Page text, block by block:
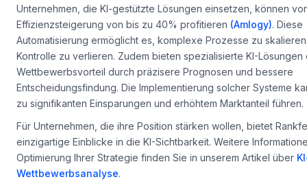
Unternehmen, die KI-gestützte Lösungen einsetzen, können
Effizienzsteigerung von bis zu 40% profitieren (Amlogy). Diese
Automatisierung ermöglicht es, komplexe Prozesse zu
Kontrolle zu verlieren. Zudem bieten spezialisierte KI-Lösungen
Wettbewerbsvorteil durch präzisere Prognosen und bessere
Entscheidungsfindung. Die Implementierung solcher Systeme
zu signifikanten Einsparungen und erhöhtem Marktanteil führen.
Für Unternehmen, die ihre Position stärken wollen, bietet
einzigartige Einblicke in die KI-Sichtbarkeit. Weitere
Optimierung Ihrer Strategie finden Sie in unserem Artikel über
Wettbewerbsanalyse.